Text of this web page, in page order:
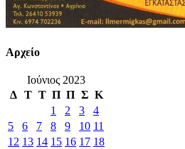
Αρχείο
Ιούνιος 2023
Δ Τ Τ Π Π Σ Κ
1
2 3
4
5
6 7 8 9 10 11
12 13 14 15 16 17 18